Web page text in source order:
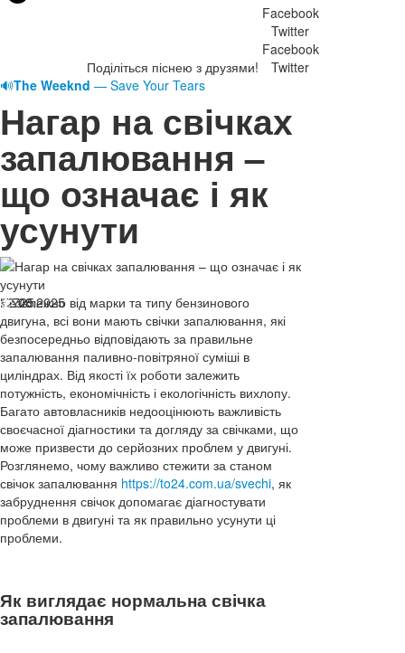
Поділіться піснею з друзями!
Facebook
Twitter
Facebook
Twitter
🔊The Weeknd — Save Your Tears
Нагар на свічках
запалювання –
що означає і як
усунути
12.08.2025
725
Незалежно від марки та типу бензинового
двигуна, всі вони мають свічки запалювання, які
безпосередньо відповідають за правильне
запалювання паливно-повітряної суміші в
циліндрах. Від якості їх роботи залежить
потужність, економічність і екологічність вихлопу.
Багато автовласників недооцінюють важливість
своєчасної діагностики та догляду за свічками, що
може призвести до серйозних проблем у двигуні.
Розглянемо, чому важливо стежити за станом
свічок запалювання https://to24.com.ua/svechi, як
забруднення свічок допомагає діагностувати
проблеми в двигуні та як правильно усунути ці
проблеми.
Як виглядає нормальна свічка
запалювання